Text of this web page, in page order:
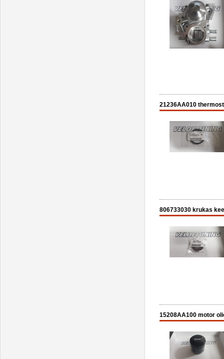
21236AA010
806733030 krukas
15208AA100 motor